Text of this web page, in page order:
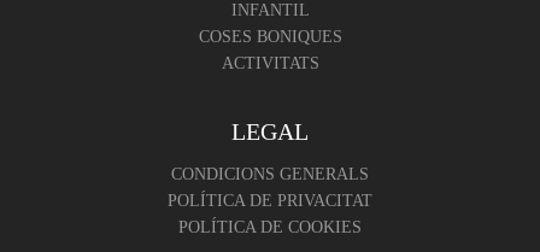
INFANTIL
COSES BONIQUES
ACTIVITATS
LEGAL
CONDICIONS GENERALS
POLÍTICA DE PRIVACITAT
POLÍTICA DE COOKIES